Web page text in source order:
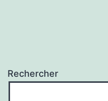
Rechercher